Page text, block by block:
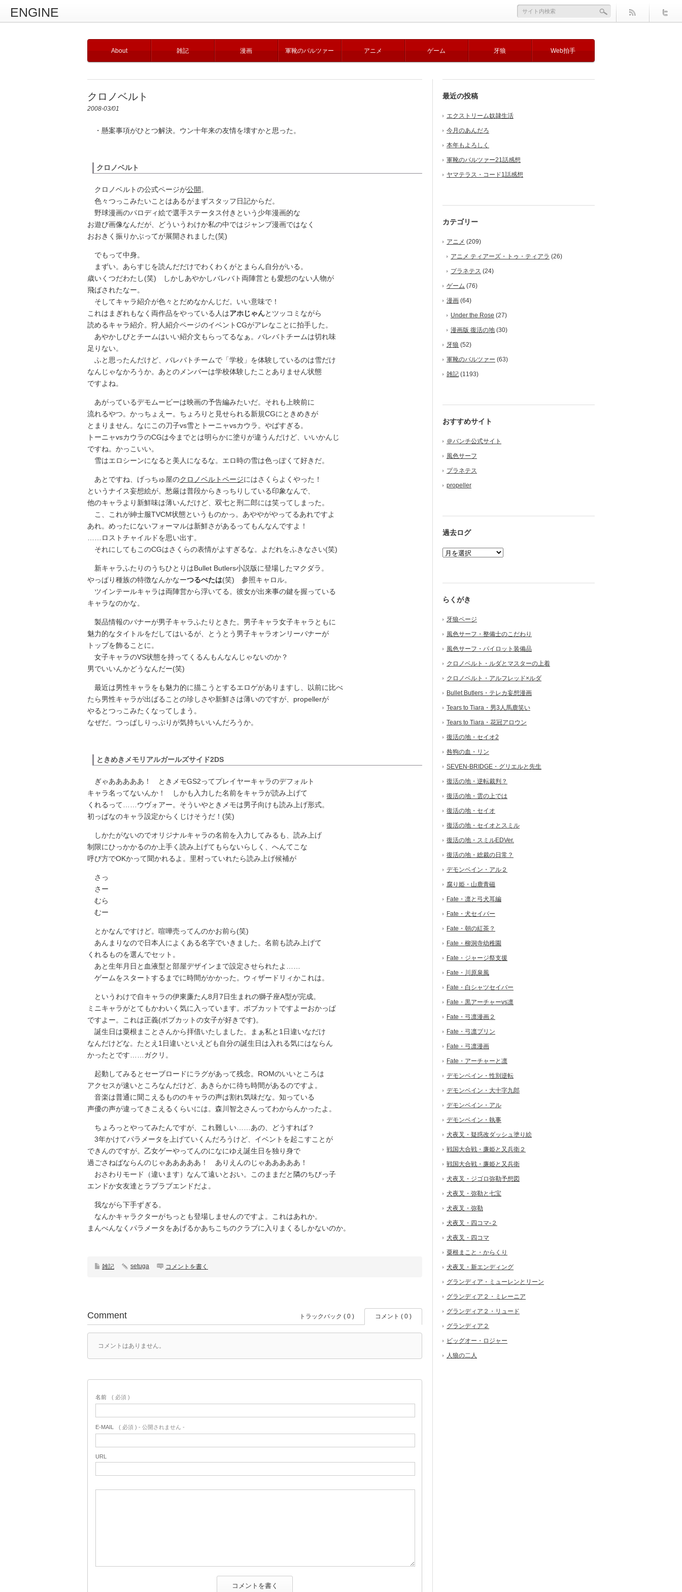
ENGINE
About 雑記 漫画 軍靴のバルツァー アニメ ゲーム 牙狼 Web拍手
クロノベルト
2008-03/01
・懸案事項がひとつ解決。ウン十年来の友情を壊すかと思った。
クロノベルト
クロノベルトの公式ページが公開 。
色々つっこみたいことはあるがまずスタッフ日記からだ。
野球漫画のパロディ絵で選手ステータス付きという少年漫画的な
お遊び画像なんだが、どういうわけか私の中ではジャンプ漫画ではなく
おおきく振りかぶってが展開されました(笑)
でもって中身。
まずい。あらすじを読んだだけでわくわくがとまらん自分がいる。
歳いくつだわたし(笑) しかしあやかしバレバト両陣営とも愛想のない人物が
飛ばされたなー。
そしてキャラ紹介が色々とだめなかんじだ。いい意味で！
これはまぎれもなく両作品をやっている人はアホじゃんとツッコミながら
読めるキャラ紹介。狩人紹介ページのイベントCGがアレなことに拍手した。
あやかしびとチームはいい紹介文もらってるなぁ。バレバトチームは切れ味
足りない。
ふと思ったんだけど、バレバトチームで「学校」を体験しているのは雪だけ
なんじゃなかろうか。あとのメンバーは学校体験したことありません状態
ですよね。
あがっているデモムービーは映画の予告編みたいだ。それも上映前に
流れるやつ。かっちょえー。ちょろりと見せられる新規CGにときめきが
とまりません。なにこの刀子vs雪とトーニャvsカウラ。やばすぎる。
トーニャvsカウラのCGは今までとは明らかに塗りが違うんだけど、いいかんじ
ですね。かっこいい。
雪はエロシーンになると美人になるな。エロ時の雪は色っぽくて好きだ。
あとですね、げっちゅ屋のクロノベルトページにはさくらよくやった！
というナイス妄想絵が。愁厳は普段からきっちりしている印象なんで、
他のキャラより新鮮味は薄いんだけど、双七と刑二郎には笑ってしまった。
こ、これが紳士服TVCM状態というものかっ。あややがやってるあれですよ
あれ。めったにないフォーマルは新鮮さがあるってもんなんですよ！
……ロストチャイルドを思い出す。
それにしてもこのCGはさくらの表情がよすぎるな。よだれをふきなさい(笑)
新キャラふたりのうちひとりはBullet Butlers小説版に登場したマクダラ。
やっぱり種族の特徴なんかなーつるぺたは(笑) 参照キャロル。
ツインテールキャラは両陣営から浮いてる。彼女が出来事の鍵を握っている
キャラなのかな。
製品情報のバナーが男子キャラふたりときた。男子キャラ女子キャラともに
魅力的なタイトルをだしてはいるが、とうとう男子キャラオンリーバナーが
トップを飾ることに。
女子キャラのVS状態を持ってくるんもんなんじゃないのか？
男でいいんかどうなんだー(笑)
最近は男性キャラをも魅力的に描こうとするエロゲがありますし、以前に比べ
たら男性キャラが出ばることの珍しさや新鮮さは薄いのですが、propellerが
やるとつっこみたくなってしまう。
なぜだ。つっぱしりっぷりが気持ちいいんだろうか。
ときめきメモリアルガールズサイド2DS
ぎゃあああああ！ ときメモGS2ってプレイヤーキャラのデフォルト
キャラ名ってないんか！ しかも入力した名前をキャラが読み上げて
くれるって……ウヴォアー。そういやときメモは男子向けも読み上げ形式。
初っぱなのキャラ設定からくじけそうだ！(笑)
しかたがないのでオリジナルキャラの名前を入力してみるも、読み上げ
制限にひっかかるのか上手く読み上げてもらないらしく、へんてこな
呼び方でOKかって聞かれるよ。里村っていれたら読み上げ候補が
さっ
さー
むら
むー
とかなんですけど。喧嘩売ってんのかお前ら(笑)
あんまりなので日本人によくある名字でいきました。名前も読み上げて
くれるものを選んでセット。
あと生年月日と血液型と部屋デザインまで設定させられたよ……
ゲームをスタートするまでに時間がかかった。ウィザードリィかこれは。
というわけで自キャラの伊東廉たん8月7日生まれの獅子座A型が完成。
ミニキャラがとてもかわいく気に入っています。ボブカットですよーおかっぱ
ですよー。これは正義(ボブカットの女子が好きです)。
誕生日は粟根まことさんから拝借いたしました。まぁ私と1日違いなだけ
なんだけどな。たとえ1日違いといえども自分の誕生日は入れる気にはならん
かったとです……ガクリ。
起動してみるとセーブロードにラグがあって残念。ROMのいいところは
アクセスが速いところなんだけど、あきらかに待ち時間があるのですよ。
音楽は普通に聞こえるもののキャラの声は割れ気味だな。知っている
声優の声が違ってきこえるくらいには。森川智之さんってわからんかったよ。
ちょろっとやってみたんですが、これ難しい……あの、どうすれば？
3年かけてパラメータを上げていくんだろうけど、イベントを起こすことが
できんのですが。乙女ゲーやってんのになにゆえ誕生日を独り身で
過ごさねばならんのじゃあああああ！ ありえんのじゃあああああ！
おさわりモード（違います）なんて遠いとおい。このままだと隣のちびっ子
エンドか女友達とラブラブエンドだよ。
我ながら下手ずぎる。
なんかキャラクターがちっとも登場しませんのですよ。これはあれか。
まんべんなくパラメータをあげるかあちこちのクラブに入りまくるしかないのか。
雑記 setuga コメントを書く
Comment トラックバック ( 0 ) コメント ( 0 )
コメントはありません。
名前 ( 必須 )
E-MAIL ( 必須 ) - 公開されません -
URL
最近の投稿
エクストリーム奴隷生活
今月のあんだろ
本年もよろしく
軍靴のバルツァー21話感想
ヤマテラス・コード1話感想
カテゴリー
アニメ (209)
アニメ ティアーズ・トゥ・ティアラ (26)
プラネテス (24)
ゲーム (76)
漫画 (64)
Under the Rose (27)
漫画版 復活の地 (30)
牙狼 (52)
軍靴のバルツァー (63)
雑記 (1193)
おすすめサイト
＠バンチ公式サイト
風色サーフ
プラネテス
propeller
過去ログ
らくがき
牙狼ページ
風色サーフ・整備士のこだわり
風色サーフ・パイロット装備品
クロノベルト・ルダとマスターの上着
クロノベルト・アルフレッド×ルダ
Bullet Butlers・テレカ妄想漫画
Tears to Tiara・男3人馬鹿笑い
Tears to Tiara・花冠アロウン
復活の地・セイオ2
咎狗の血・リン
SEVEN-BRIDGE・グリエルと先生
復活の地・逆転裁判？
復活の地・雲の上では
復活の地・セイオ
復活の地・セイオとスミル
復活の地・スミルEDVer.
復活の地・総裁の日常？
デモンベイン・アル２
腐り姫・山鹿青磁
Fate・凛と弓犬耳編
Fate・犬セイバー
Fate・朝の紅茶？
Fate・柳洞寺幼稚園
Fate・ジャージ祭支援
Fate・川原泉風
Fate・白シャツセイバー
Fate・黒アーチャーvs凛
Fate・弓凛漫画２
Fate・弓凛プリン
Fate・弓凛漫画
Fate・アーチャーと凛
デモンベイン・性別逆転
デモンベイン・大十字九郎
デモンベイン・アル
デモンベイン・執事
犬夜叉・疑惑改ダッシュ塗り絵
戦国大合戦・廉姫と又兵衛２
戦国大合戦・廉姫と又兵衛
犬夜叉・ジゴロ弥勒予想図
犬夜叉・弥勒と七宝
犬夜叉・弥勒
犬夜叉・四コマ-２
犬夜叉・四コマ
粟根まこと・からくり
犬夜叉・新エンディング
グランディア・ミューレンとリーン
グランディア２・ミレーニア
グランディア２・リュード
グランディア２
ビッグオー・ロジャー
人狼の二人